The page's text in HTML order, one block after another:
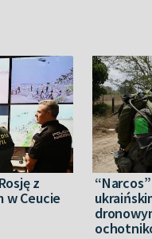
z
w Ceucie